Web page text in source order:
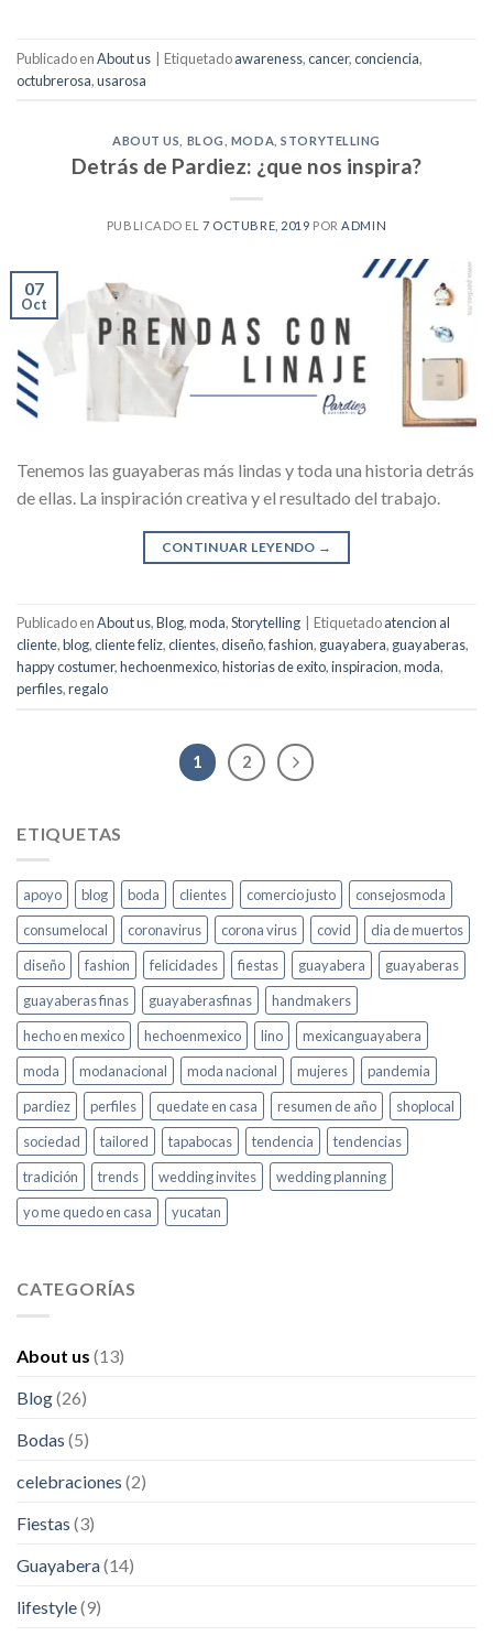
Publicado enAbout us Etiquetadoawareness,cancer,conciencia,
octubrerosa,usarosa
ABOUT US BLOG MODA ,STORYTELLING
Detrás de Pardiez: ¿que nos inspira?
PUBLICADO EL7 OCTUBRE, 2019 PORADMIN
07
Oct
Tenemos las guayaberas más lindas y toda una historia detrás
de ellas. La inspiración creativa y el resultado del trabajo.
CONTINUAR LEYENDO →
Publicado enAbout us,Blog,moda,Storytelling Etiquetadoatencion al
cliente,blog,cliente feliz,clientes,diseño,fashion, guayabera, guayaberas,
happy costumer,hechoenmexico,historias de exito,inspiracion,moda,
perfiles,regalo
1 2
ETIQUETAS
apoyo blog boda clientes comercio justo
consejosmoda
consumelocal
coronavirus corona virus covid
dia de muertos
diseño
fashion felicidades fiestas guayabera
guayaberas
guayaberas finas
guayaberasfinas
handmakers
hecho en mexico
hechoenmexico lino
mexicanguayabera
moda
modanacional moda nacional mujeres
pandemia
pardiez
perfiles quedate en casa resumen de año
shoplocal
sociedad
tailored tapabocas tendencia
tendencias
tradición
trends wedding invites
wedding planning
yo me quedo en casa
yucatan
CATEGORÍAS
About us (13)
Blog(26)
Bodas (5)
celebraciones (2)
Fiestas (3)
Guayabera(14)
lifestyle(9)